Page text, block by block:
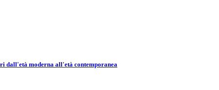
dall'età moderna all'età contemporanea